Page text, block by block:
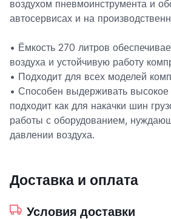
воздухом пневмоинструмента и
автосервисах и на
• Ёмкость 270 литров
воздуха и устойчивую работу
• Подходит для всех моделей
• Способен выдерживать высокое
подходит как для накачки шин
работы с оборудованием,
давлении воздуха.
Доставка и оплата
Условия доставки